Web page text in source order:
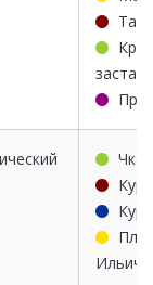
застава
Ильича